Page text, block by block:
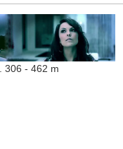
306 - 462 m